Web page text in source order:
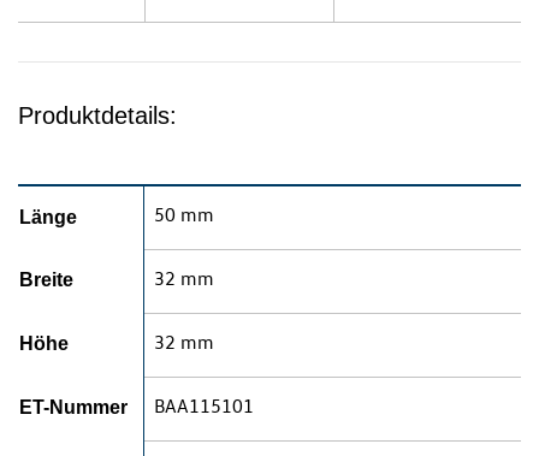
Produktdetails:
Länge 50 mm
Breite 32 mm
Höhe 32 mm
ET-Nummer BAA115101